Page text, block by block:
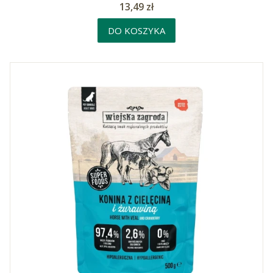
Cena
13,49 zł
DO KOSZYKA